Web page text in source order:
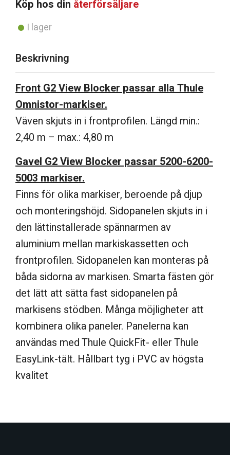
Köp hos din återförsäljare
I lager
Beskrivning
Front G2 View Blocker passar alla Thule
Omnistor-markiser.
Väven skjuts in i frontprofilen. Längd min.:
2,40 m – max.: 4,80 m
Gavel G2 View Blocker passar 5200-6200-
5003 markiser.
Finns för olika markiser, beroende på djup
och monteringshöjd. Sidopanelen skjuts in i
den lättinstallerade spännarmen av
aluminium mellan markiskassetten och
frontprofilen. Sidopanelen kan monteras på
båda sidorna av markisen. Smarta fästen gör
det lätt att sätta fast sidopanelen på
markisens stödben. Många möjligheter att
kombinera olika paneler. Panelerna kan
användas med Thule QuickFit- eller Thule
EasyLink-tält. Hållbart tyg i PVC av högsta
kvalitet